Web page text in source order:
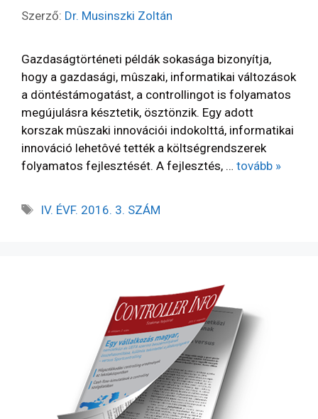
Szerző: Dr. Musinszki Zoltán
Gazdaságtörténeti példák sokasága bizonyítja,
hogy a gazdasági, mûszaki, informatikai változások
a döntéstámogatást, a controllingot is folyamatos
megújulásra késztetik, ösztönzik. Egy adott
korszak mûszaki innovációi indokolttá, informatikai
innováció lehetôvé tették a költségrendszerek
folyamatos fejlesztését. A fejlesztés, … tovább »
IV. ÉVF. 2016. 3. SZÁM